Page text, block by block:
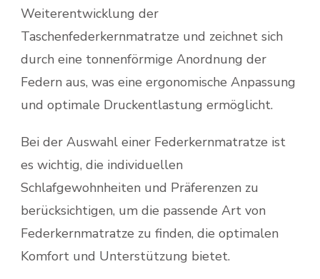
Weiterentwicklung der
Taschenfederkernmatratze und zeichnet sich
durch eine tonnenförmige Anordnung der
Federn aus, was eine ergonomische Anpassung
und optimale Druckentlastung ermöglicht.
Bei der Auswahl einer Federkernmatratze ist
es wichtig, die individuellen
Schlafgewohnheiten und Präferenzen zu
berücksichtigen, um die passende Art von
Federkernmatratze zu finden, die optimalen
Komfort und Unterstützung bietet.